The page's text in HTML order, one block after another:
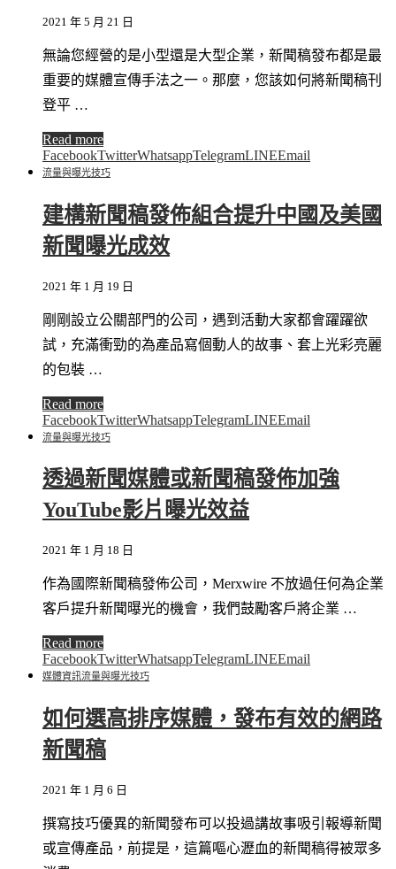
2021 年 5 月 21 日
無論您經營的是小型還是大型企業，新聞稿發布都是最
重要的媒體宣傳手法之一。那麼，您該如何將新聞稿刊
登平 …
Read more
FacebookTwitterWhatsappTelegramLINEEmail
流量與曝光技巧
建構新聞稿發佈組合提升中國及美國
新聞曝光成效
2021 年 1 月 19 日
剛剛設立公關部門的公司，遇到活動大家都會躍躍欲
試，充滿衝勁的為產品寫個動人的故事、套上光彩亮麗
的包裝 …
Read more
FacebookTwitterWhatsappTelegramLINEEmail
流量與曝光技巧
透過新聞媒體或新聞稿發佈加強
YouTube影片曝光效益
2021 年 1 月 18 日
作為國際新聞稿發佈公司，Merxwire 不放過任何為企業
客戶提升新聞曝光的機會，我們鼓勵客戶將企業 …
Read more
FacebookTwitterWhatsappTelegramLINEEmail
媒體資訊流量與曝光技巧
如何選高排序媒體，發布有效的網路
新聞稿
2021 年 1 月 6 日
撰寫技巧優異的新聞發布可以投過講故事吸引報導新聞
或宣傳產品，前提是，這篇嘔心瀝血的新聞稿得被眾多